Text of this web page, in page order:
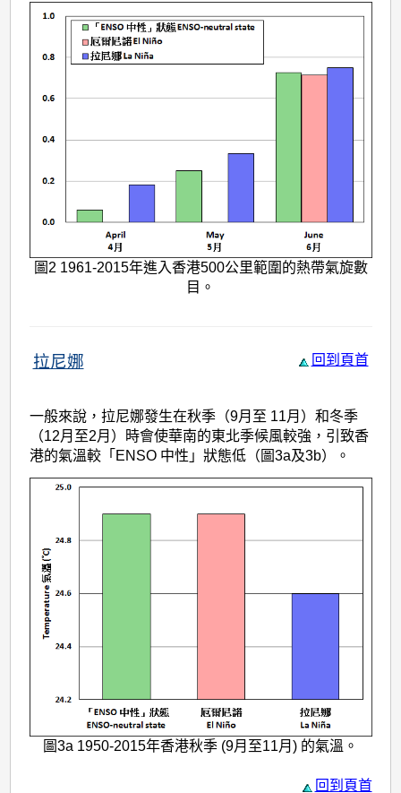
圖2 1961-2015年進入香港500公里範圍的熱帶氣旋數
目。
拉尼娜 回到頁首
一般來說，拉尼娜發生在秋季（9月至 11月）和冬季
（12月至2月）時會使華南的東北季候風較強，引致香
港的氣溫較「ENSO 中性」狀態低（圖3a及3b）。
圖3a 1950-2015年香港秋季 (9月至11月) 的氣溫。
回到頁首